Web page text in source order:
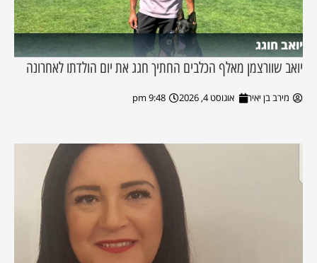
יואב חוגג
יואב שוורצמן מאלף הכלבים החתיך חגג את יום הולדתו לאחרונה
מירב בן יאיר אוגוסט 4, 2026 9:48 pm